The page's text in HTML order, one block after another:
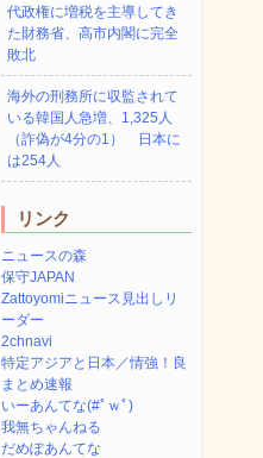
代政権に増税を主導してき
た財務省、高市内閣に完全
敗北
海外の刑務所に収監されて
いる韓国人急増、1,325人
（詐偽が4分の1） 日本に
は254人
リンク
ニュースの森
保守JAPAN
Zattoyomiニュース見出しリ
ーダー
2chnavi
特定アジアと日本／情強！良
まとめ速報
いーあんてな(#ﾟｗﾟ)
我無ちゃんねる
だめぽあんてな